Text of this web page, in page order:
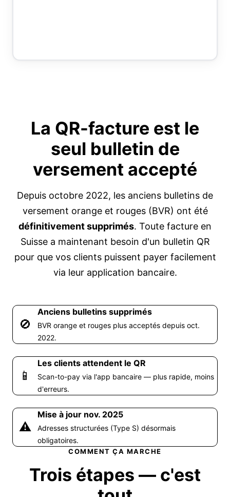
La QR-facture est le
seul bulletin de
versement accepté
Depuis octobre 2022, les anciens bulletins de
versement orange et rouges (BVR) ont été
définitivement supprimés. Toute facture en
Suisse a maintenant besoin d'un bulletin QR
pour que vos clients puissent payer facilement
via leur application bancaire.
🚫
Anciens bulletins supprimés
BVR orange et rouges plus acceptés depuis oct.
2022.
📱
Les clients attendent le QR
Scan-to-pay via l'app bancaire — plus rapide, moins
d'erreurs.
⚠️
Mise à jour nov. 2025
Adresses structurées (Type S) désormais
obligatoires.
COMMENT ÇA MARCHE
Trois étapes — c'est